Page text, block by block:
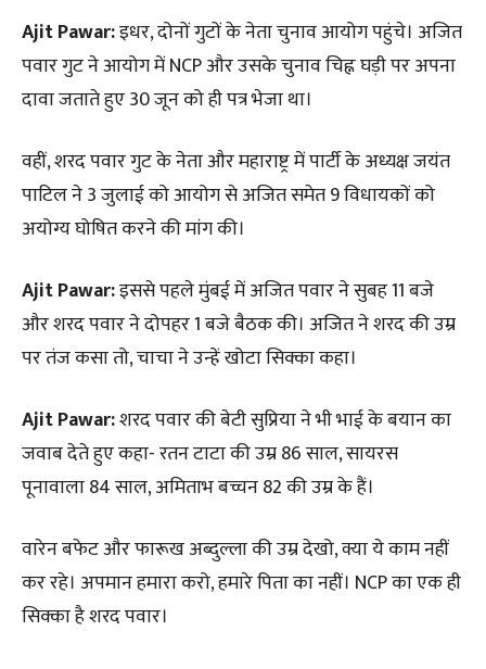
Ajit Pawar:इधर, दोनों गुटों के नेता चुनाव आयोग पहुंचे। अजित
पवार गुट ने आयोग में NCP और उसके चुनाव चिह्न घड़ी पर अपना
दावा जताते हुए 30 जून को ही पत्र भेजा था।
वहीं, शरद पवार गुट के नेता और महाराष्ट्र में पार्टी के अध्यक्ष जयंत
पाटिल ने 3 जुलाई को आयोग से अजित समेत 9 विधायकों को
अयोग्य घोषित करने की मांग की।
Ajit Pawar:इससे पहले मुंबई में अजित पवार ने सुबह 11 बजे
और शरद पवार ने दोपहर 1 बजे बैठक की। अजित ने शरद की उम्र
पर तंज कसा तो, चाचा ने उन्हें खोटा सिक्का कहा।
Ajit Pawar:शरद पवार की बेटी सुप्रिया ने भी भाई के बयान का
जवाब देते हुए कहा- रतन टाटा की उम्र 86 साल, सायरस
पूनावाला 84 साल, अमिताभ बच्चन 82 की उम्र के हैं।
वारेन बफेट और फारूख अब्दुल्ला की उम्र देखो, क्या ये काम नहीं
कर रहे। अपमान हमारा करो, हमारे पिता का नहीं। NCP का एक ही
सिक्का है शरद पवार।